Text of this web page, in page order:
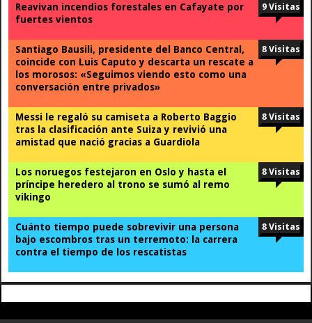
Reavivan incendios forestales en Cafayate por
fuertes vientos
9 Visitas
Santiago Bausili, presidente del Banco Central,
coincide con Luis Caputo y descarta un rescate a
los morosos: «Seguimos viendo esto como una
conversación entre privados»
8 Visitas
Messi le regaló su camiseta a Roberto Baggio
tras la clasificación ante Suiza y revivió una
amistad que nació gracias a Guardiola
8 Visitas
Los noruegos festejaron en Oslo y hasta el
príncipe heredero al trono se sumó al remo
vikingo
8 Visitas
Cuánto tiempo puede sobrevivir una persona
bajo escombros tras un terremoto: la carrera
contra el tiempo de los rescatistas
8 Visitas